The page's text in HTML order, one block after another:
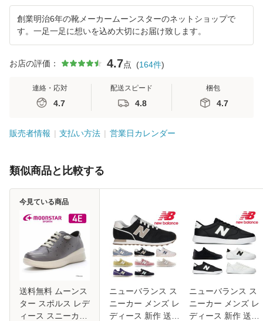
創業明治6年の靴メーカームーンスターのネットショップで
す。一足一足に想いを込め大切にお届け致します。
お店の評価： 4.7点 (164件)
連絡・応対
4.7
配送スピード
4.8
梱包
4.7
販売者情報 支払い方法 営業日カレンダー
類似商品と比較する
送料無料 ムーンス
ター スポルス レデ
ィース スニーカー
今見ている商品
ニューバランス ス
ニーカー メンズ レ
ディース 新作 送料
ニューバランス ス
ニーカー メンズ レ
ディース 新作 送料